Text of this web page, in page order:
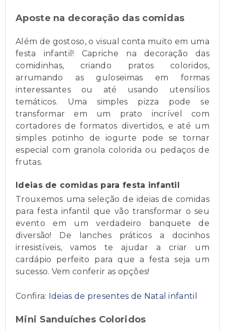
Aposte na decoração das comidas
Além de gostoso, o visual conta muito em uma
festa infantil! Capriche na decoração das
comidinhas, criando pratos coloridos,
arrumando as guloseimas em formas
interessantes ou até usando utensílios
temáticos. Uma simples pizza pode se
transformar em um prato incrível com
cortadores de formatos divertidos, e até um
simples potinho de iogurte pode se tornar
especial com granola colorida ou pedaços de
frutas.
Ideias de comidas para festa infantil
Trouxemos uma seleção de ideias de comidas
para festa infantil que vão transformar o seu
evento em um verdadeiro banquete de
diversão! De lanches práticos a docinhos
irresistíveis, vamos te ajudar a criar um
cardápio perfeito para que a festa seja um
sucesso. Vem conferir as opções!
Confira: Ideias de presentes de Natal infantil
Mini Sanduíches Coloridos